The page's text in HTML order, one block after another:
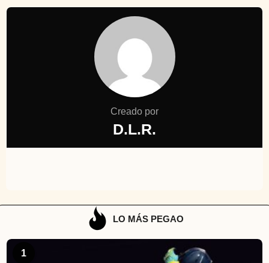
Creado por
D.L.R.
LO MÁS PEGAO
1